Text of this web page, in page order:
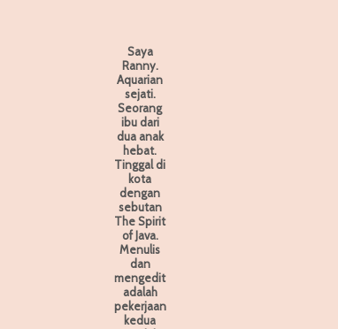
Saya
Ranny.
Aquarian
sejati.
Seorang
ibu dari
dua anak
hebat.
Tinggal di
kota
dengan
sebutan
The Spirit
of Java.
Menulis
dan
mengedit
adalah
pekerjaan
kedua